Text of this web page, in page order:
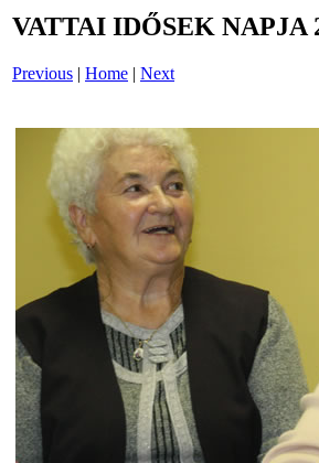
VATTAI IDŐSEK NAPJA
Previous | Home | Next